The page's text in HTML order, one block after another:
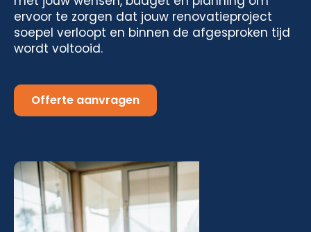
ervoor te zorgen dat jouw renovatieproject
soepel verloopt en binnen de afgesproken tijd
wordt voltooid.
Offerte aanvragen